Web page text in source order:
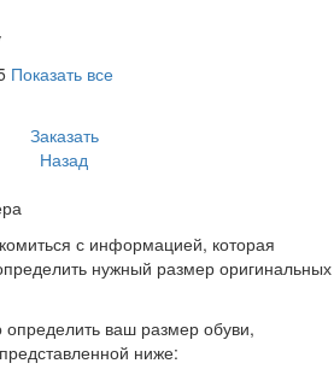
Показать все
Заказать
Назад
с информацией, которая
нужный размер оригинальных
определить ваш размер обуви,
ниже: